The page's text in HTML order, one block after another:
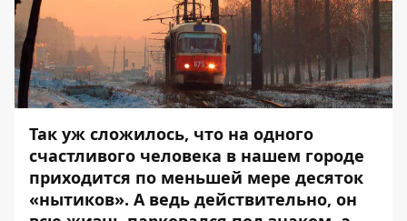
Так уж сложилось, что на одного
счастливого человека в нашем городе
приходится по меньшей мере десяток
«нытиков». А ведь действительно, он